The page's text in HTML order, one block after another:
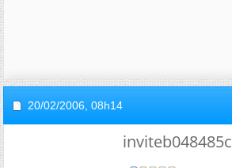
20/02/2006, 08h14
inviteb048485c